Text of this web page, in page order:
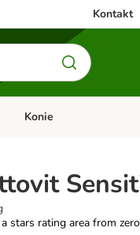
Kontakt
Akwarystyka
Otwórz menu kategorii:
Konie
stars rating area from